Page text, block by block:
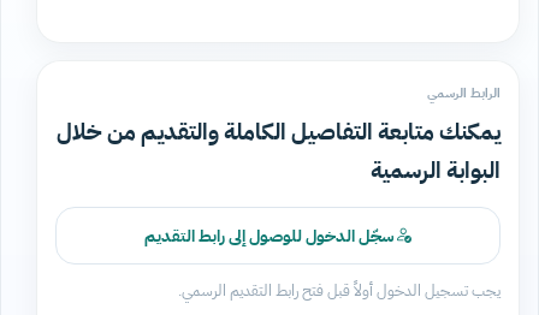
الرابط الرسمي
يمكنك متابعة التفاصيل الكاملة والتقديم من خلال
البوابة الرسمية
سجّل الدخول للوصول إلى رابط التقديم
يجب تسجيل الدخول أولاً قبل فتح رابط التقديم الرسمي.